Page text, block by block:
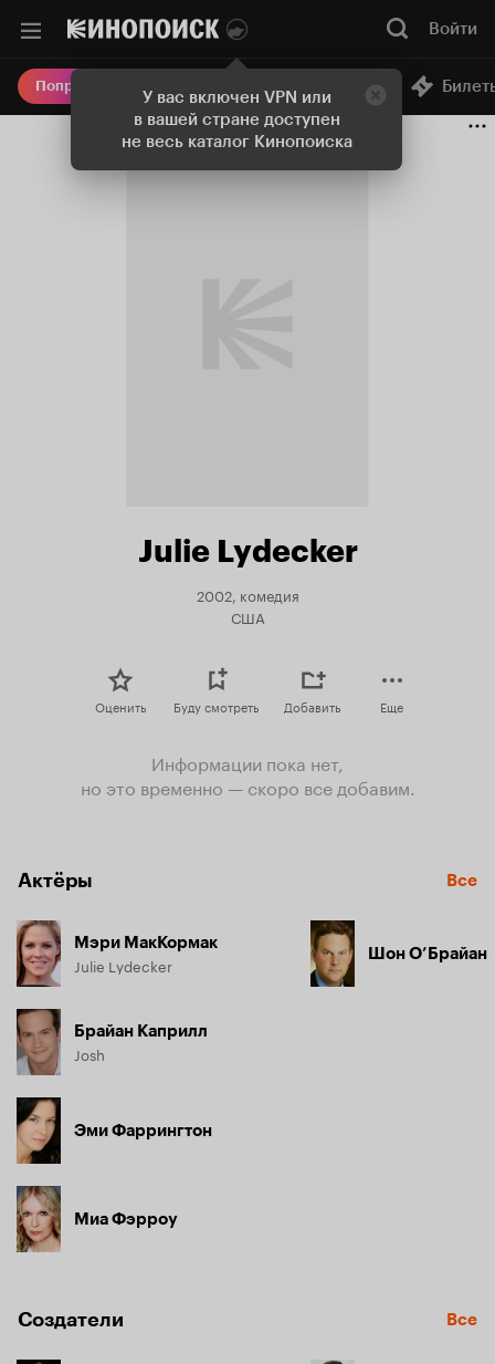
У вас включен VPN или
в вашей стране доступен
не весь каталог Кинопоиска
Войти
Попробовать Плюс Онлайн-кинотеатр
Julie Lydecker
2002, комедия
США
Оценить Буду смотреть Добавить Еще
Информации пока нет,
но это временно — скоро все добавим.
Актёры Все
Мэри МакКормак
Julie Lydecker
Брайан Каприлл
Josh
Эми Фаррингтон
Миа Фэрроу
Шон О’Брайан
Создатели Все